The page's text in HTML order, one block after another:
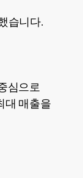
습니다.
심으로
대 매출을